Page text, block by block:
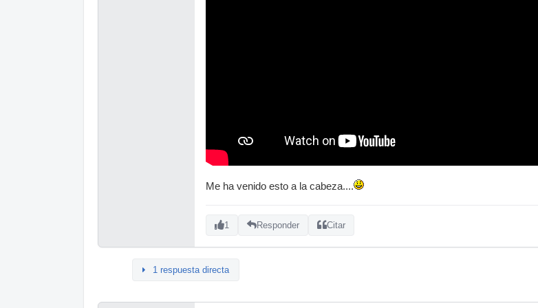
Me ha venido esto a la cabeza....
1 Responder Citar
1 respuesta directa